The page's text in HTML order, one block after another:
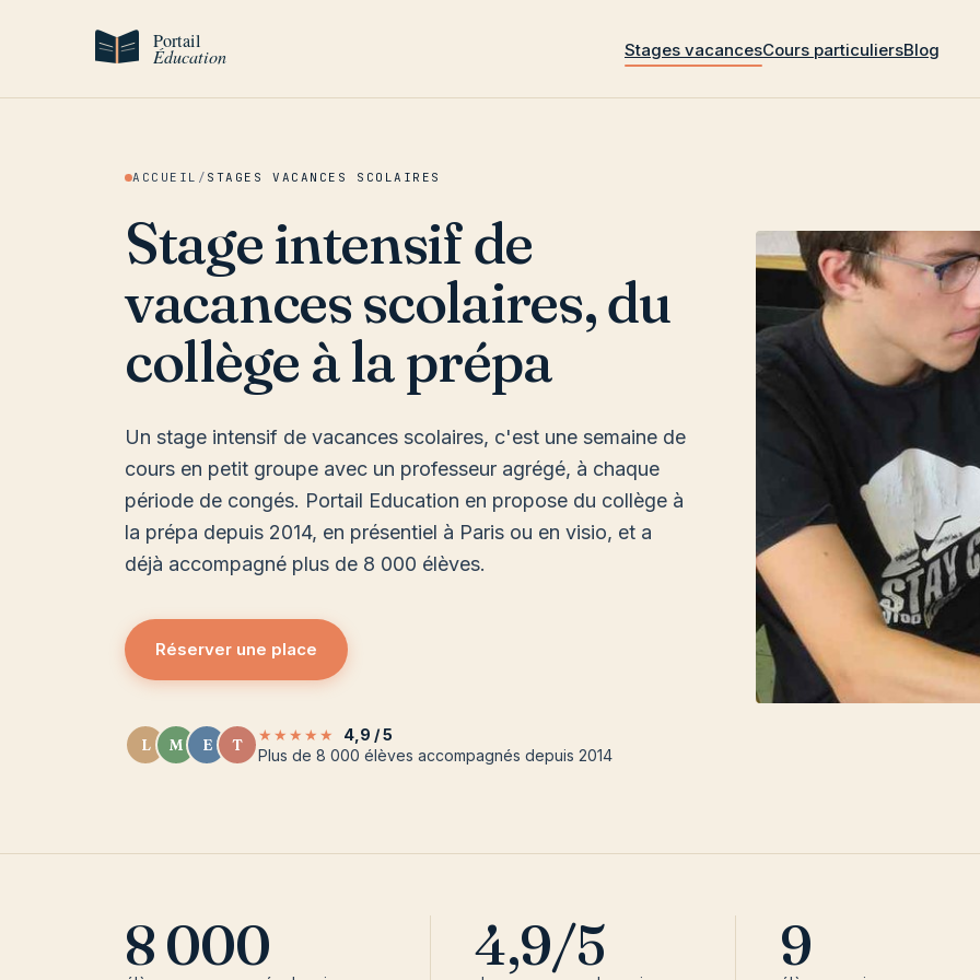
Stages vacancesCours particuliersBlog
ACCUEIL / STAGES VACANCES SCOLAIRES
Stage intensif de
vacances scolaires, du
collège à la prépa
Un stage intensif de vacances scolaires, c'est une semaine de
cours en petit groupe avec un professeur agrégé, à chaque
période de congés. Portail Education en propose du collège à
la prépa depuis 2014, en présentiel à Paris ou en visio, et a
déjà accompagné plus de 8 000 élèves.
Réserver une place
L M E T
★★★★★
4,9 / 5
Plus de 8 000 élèves accompagnés depuis 2014
8 000 4,9/5 9